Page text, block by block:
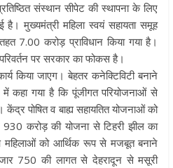
संस्थान सीपेट की स्थापना के लिए
है। मुख्यमंत्री महिला स्वयं सहायता समूह
7.00 करोड़ प्राविधान किया गया है।
पर सरकार का फोकस है।
किया जाएग। बेहतर कनेक्टिविटी बनाने
में कहा गया है कि पूंजीगत परियोजनाओं से
केंद्र पोषित व बाह्य सहायतित योजनाओं को
करोड़ की योजना से टिहरी झील का
महिलाओं को आर्थिक रूप से मजबूत बनाने
750 की लागत से देहरादून से मसूरी